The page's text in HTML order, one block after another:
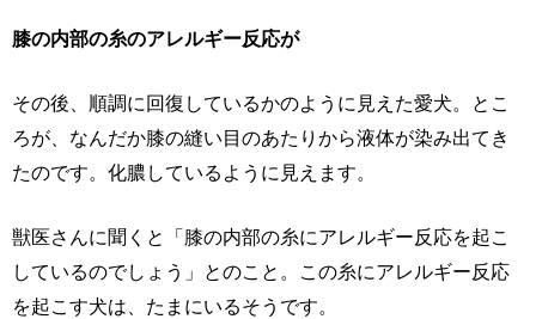
膝の内部の糸のアレルギー反応が
その後、順調に回復しているかのように見えた愛犬。とこ
ろが、なんだか膝の縫い目のあたりから液体が染み出てき
たのです。化膿しているように見えます。
獣医さんに聞くと「膝の内部の糸にアレルギー反応を起こ
しているのでしょう」とのこと。この糸にアレルギー反応
を起こす犬は、たまにいるそうです。